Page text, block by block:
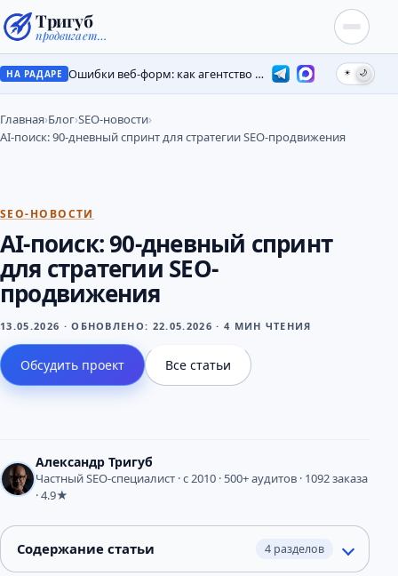
Тригуб
продвигает…
НА РАДАРЕ Ошибки веб-форм: как агентство потеряло лиды на месяцы ☀ 🌙
Главная›Блог›SEO-новости›
AI-поиск: 90-дневный спринт для стратегии SEO-продвижения
SEO-НОВОСТИ
AI-поиск: 90-дневный спринт
для стратегии SEO-
продвижения
13.05.2026 · ОБНОВЛЕНО: 22.05.2026 · 4 МИН ЧТЕНИЯ
Обсудить проект Все статьи
Александр Тригуб
Частный SEO-специалист · с 2010 · 500+ аудитов · 1092 заказа
· 4.9★
Содержание статьи 4 разделов